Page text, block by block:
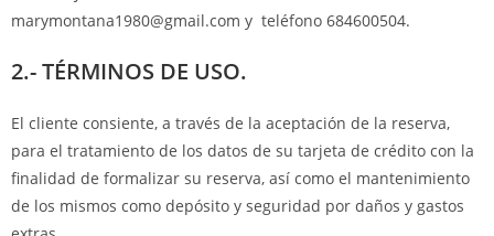
marymontana1980@gmail.com y teléfono 684600504.
2.- TÉRMINOS DE USO.
El cliente consiente, a través de la aceptación de la reserva,
para el tratamiento de los datos de su tarjeta de crédito con la
finalidad de formalizar su reserva, así como el mantenimiento
de los mismos como depósito y seguridad por daños y gastos